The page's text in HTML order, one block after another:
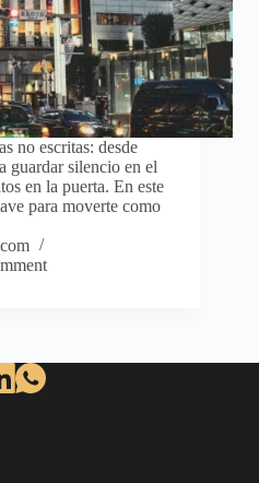
no escritas: desde
guardar silencio en el
en la puerta. En este
para moverte como